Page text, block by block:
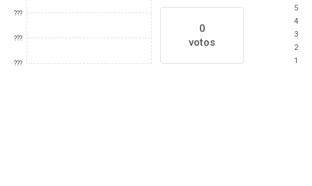
???
???
???
0
votos
5
4
3
2
1